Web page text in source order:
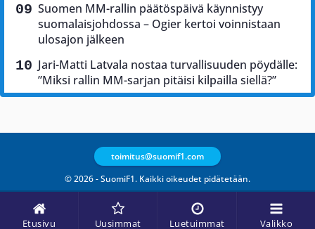
Etusivu Uusimmat Luetuimmat Valikko
Suomen MM-rallin päätöspäivä käynnistyy
suomalaisjohdossa – Ogier kertoi voinnistaan
ulosajon jälkeen
Jari-Matti Latvala nostaa turvallisuuden pöydälle:
”Miksi rallin MM-sarjan pitäisi kilpailla siellä?”
© 2026 - SuomiF1. Kaikki oikeudet pidätetään.
toimitus@suomif1.com